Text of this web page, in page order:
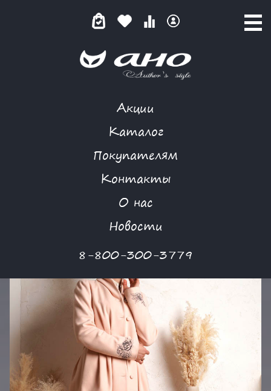
Акции
Каталог
Покупателям
Контакты
О нас
Новости
8-800-300-3779
ВАНИЛЬНАЯ РОЗА